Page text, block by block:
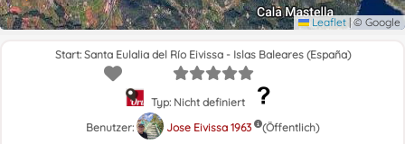
Leaflet |© Google
Start: Santa Eulalia del Río Eivissa - Islas Baleares (España)
Typ: Nicht definiert
Benutzer:
Jose Eivissa 1963
(Öffentlich)